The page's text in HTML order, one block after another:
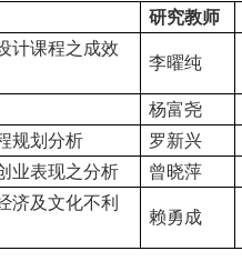
研究教师
计课程之成效
李曜纯
杨富尧
规划分析 罗新兴
业表现之分析 曾晓萍
济及文化不利
赖勇成